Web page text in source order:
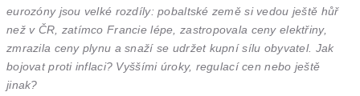
eurozóny jsou velké rozdíly: pobaltské země si vedou ještě hůř
než v ČR, zatímco Francie lépe, zastropovala ceny elektřiny,
zmrazila ceny plynu a snaží se udržet kupní sílu obyvatel. Jak
bojovat proti inflaci? Vyššími úroky, regulací cen nebo ještě
jinak?